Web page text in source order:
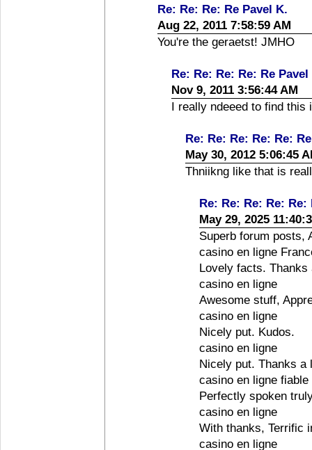
Re: Re: Re: Re Pavel K.
Aug 22, 2011 7:58:59 AM
You're the geraetst! JMHO
Re: Re: Re: Re: Re Pavel
Nov 9, 2011 3:56:44 AM
I really ndeeed to find this
Re: Re: Re: Re: Re:
May 30, 2012 5:06:45
Thniikng like that is
Re: Re: Re: Re: Re:
May 29, 2025
Superb forum posts,
casino en ligne
Lovely facts. Thanks
casino en ligne
Awesome stuff,
casino en ligne
Nicely put. Kudos.
casino en ligne
Nicely put. Thanks a
casino en ligne fiable
Perfectly spoken
casino en ligne
With thanks, Terrific
casino en ligne